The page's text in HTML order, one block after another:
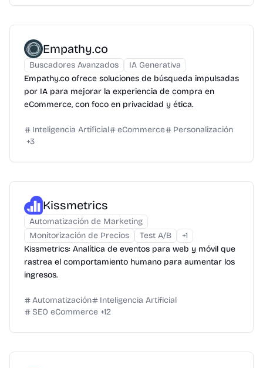
Empathy.co
Buscadores Avanzados
IA Generativa
Empathy.co ofrece soluciones de búsqueda impulsadas
por IA para mejorar la experiencia de compra en
eCommerce, con foco en privacidad y ética.
Inteligencia Artificial eCommerce
Personalización
+3
Kissmetrics
Automatización de Marketing
Monitorización de Precios
Test A/B +1
Kissmetrics: Analítica de eventos para web y móvil que
rastrea el comportamiento humano para aumentar los
ingresos.
Automatización
Inteligencia Artificial
SEO eCommerce +12